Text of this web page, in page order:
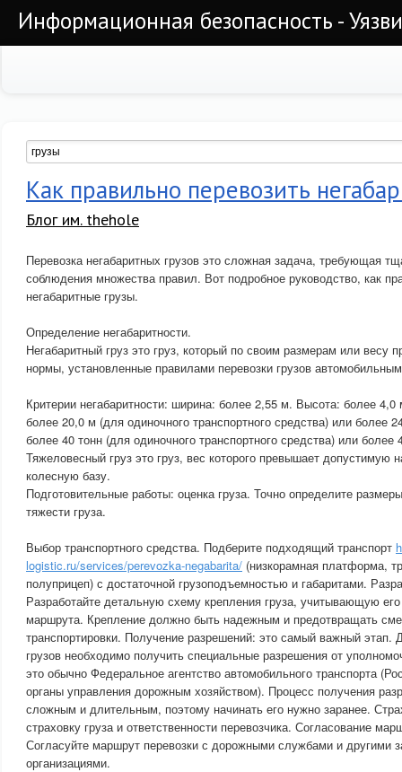
Информационная безопасность -
Как правильно перевозить
Блог им. thehole
Перевозка негабаритных грузов это сложная задача, требующая
соблюдения множества правил. Вот подробное руководство, как
негабаритные грузы.
Определение негабаритности.
Негабаритный груз это груз, который по своим размерам или весу
нормы, установленные правилами перевозки грузов
Критерии негабаритности: ширина: более 2,55 м. Высота: более
более 20,0 м (для одиночного транспортного средства) или более
более 40 тонн (для одиночного транспортного средства) или более
Тяжеловесный груз это груз, вес которого превышает допустимую
колесную базу.
Подготовительные работы: оценка груза. Точно определите
тяжести груза.
Выбор транспортного средства. Подберите подходящий транспорт
logistic.ru/services/perevozka-negabarita/ (низкорамная платформа,
полуприцеп) с достаточной грузоподъемностью и габаритами.
Разработайте детальную схему крепления груза, учитывающую
маршрута. Крепление должно быть надежным и предотвращать
транспортировки. Получение разрешений: это самый важный этап.
грузов необходимо получить специальные разрешения от
это обычно Федеральное агентство автомобильного транспорта
органы управления дорожным хозяйством). Процесс получения
сложным и длительным, поэтому начинать его нужно заранее.
страховку груза и ответственности перевозчика. Согласование
Согласуйте маршрут перевозки с дорожными службами и другими
организациями.